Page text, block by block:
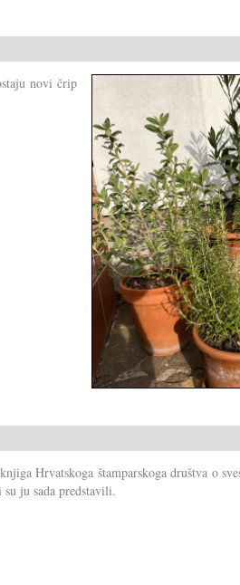
novi črip
Hrvatskoga štamparskoga društva o
ju sada predstavili.